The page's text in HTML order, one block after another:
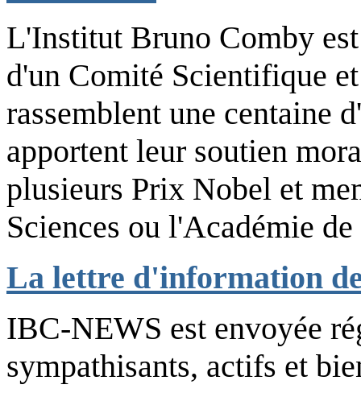
L'Institut Bruno Comby
d'un Comité Scientifique
rassemblent une centaine
apportent leur soutien
plusieurs Prix Nobel et
Sciences ou l'Académie
La lettre d'information
IBC-NEWS est envoyée
sympathisants, actifs et